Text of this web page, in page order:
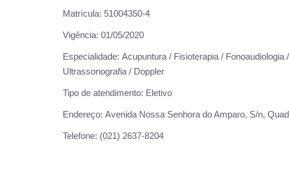
Matrícula: 51004350-4
Vigência: 01/05/2020
Especialidade: Acupuntura / Fisioterapia /
Ultrassonografia / Doppler
Tipo de atendimento: Eletivo
Endereço: Avenida Nossa Senhora do Amparo, S/n,
Telefone: (021) 2637-8204